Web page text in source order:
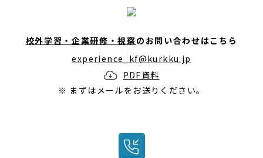
校外学習・企業研修・視察のお問い合わせはこちら
experience_kf@kurkku.jp
PDF資料
※ まずはメールをお送りください。